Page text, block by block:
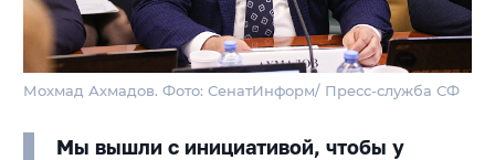
Мохмад Ахмадов. Фото: СенатИнформ/ Пресс-служба СФ
Мы вышли с инициативой, чтобы у